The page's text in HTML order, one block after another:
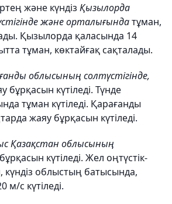
және күндіз Қызылорда
және орталығындатұман,
Қызылорда қаласында 14
тұман, көктайғақ сақталады.
облысының солтүстігінде,
бұрқасын күтіледі. Түнде
тұман күтіледі. Қарағанды
жаяу бұрқасын күтіледі.
Қазақстан облысының
күтіледі. Жел оңтүстік-
облыстың батысында,
м/с күтіледі.